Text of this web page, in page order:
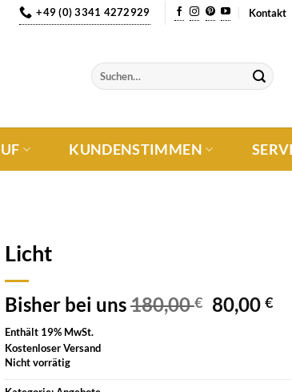
+49 (0) 3341 4272929 Kontakt
KUNDENSTIMMEN
Licht
Bisher bei uns180,00€ 80,00€
Enthält 19% MwSt.
Kostenloser Versand
Nicht vorrätig